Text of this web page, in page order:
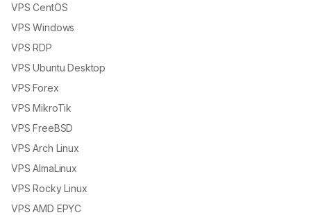
VPS CentOS
VPS Windows
VPS RDP
VPS Ubuntu Desktop
VPS Forex
VPS MikroTik
VPS FreeBSD
VPS Arch Linux
VPS AlmaLinux
VPS Rocky Linux
VPS AMD EPYC